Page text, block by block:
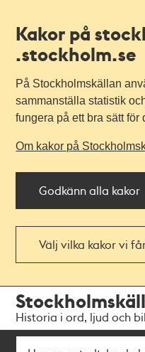
Kakor på
.stockholm.se
På Stockholmskällan
sammanställa statistik
fungera på ett bra sätt för
Om kakor på
Godkänn alla kakor
Välj vilka kakor vi
navigationen
huvudinnehållet
Historia i ord, ljud och
Sök